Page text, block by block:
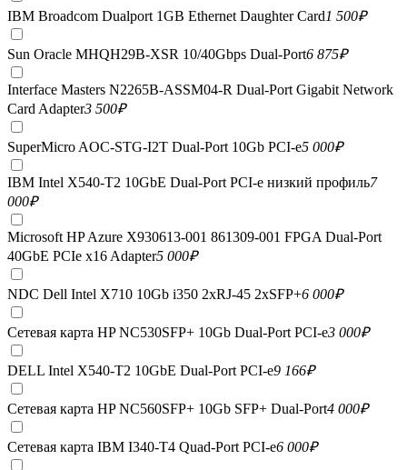
IBM Broadcom Dualport 1GB Ethernet Daughter Card1 500₽
Sun Oracle MHQH29B-XSR 10/40Gbps Dual-Port6 875₽
Interface Masters N2265B-ASSM04-R Dual-Port Gigabit Network
Card Adapter3 500₽
SuperMicro AOC-STG-I2T Dual-Port 10Gb PCI-e5 000₽
IBM Intel X540-T2 10GbE Dual-Port PCI-e низкий профиль7
000₽
Microsoft HP Azure X930613-001 861309-001 FPGA Dual-Port
40GbE PCIe x16 Adapter5 000₽
NDC Dell Intel X710 10Gb i350 2xRJ-45 2xSFP+6 000₽
Сетевая карта HP NC530SFP+ 10Gb Dual-Port PCI-e3 000₽
DELL Intel X540-T2 10GbE Dual-Port PCI-e9 166₽
Сетевая карта HP NC560SFP+ 10Gb SFP+ Dual-Port4 000₽
Сетевая карта IBM I340-T4 Quad-Port PCI-e6 000₽